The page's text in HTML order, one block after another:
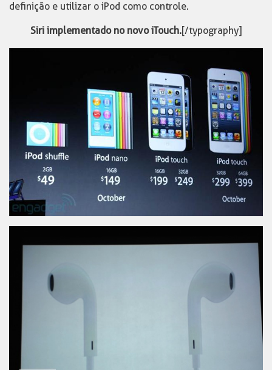
definição e utilizar o iPod como controle.
Siri implementado no novo iTouch.[/typography]